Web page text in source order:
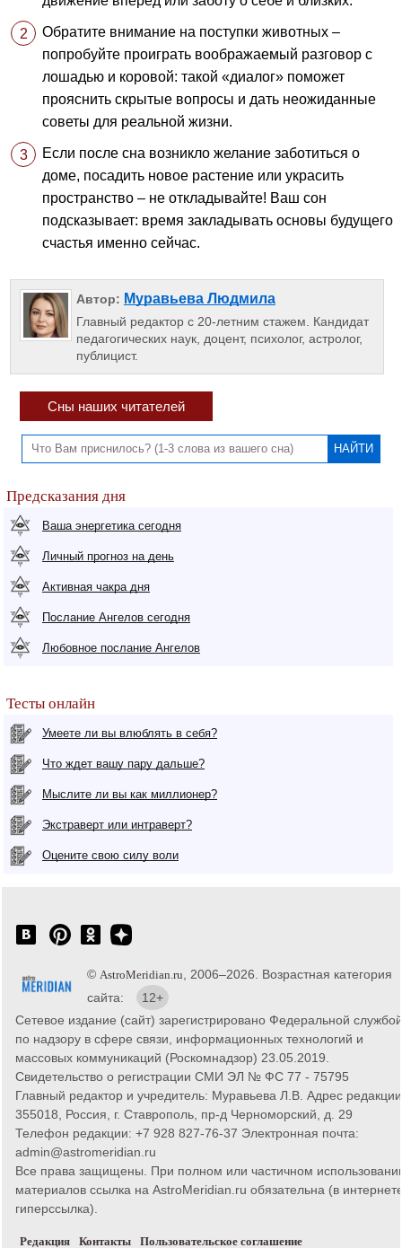
Обратите внимание на поступки животных –
попробуйте проиграть воображаемый разговор с
лошадью и коровой: такой «диалог» поможет
прояснить скрытые вопросы и дать неожиданные
советы для реальной жизни.
Если после сна возникло желание заботиться о
доме, посадить новое растение или украсить
пространство – не откладывайте! Ваш сон
подсказывает: время закладывать основы будущего
счастья именно сейчас.
Автор: Муравьева Людмила
Главный редактор с 20-летним стажем. Кандидат
педагогических наук, доцент, психолог, астролог,
публицист.
Сны наших читателей
Предсказания дня
Ваша энергетика сегодня
Личный прогноз на день
Активная чакра дня
Послание Ангелов сегодня
Любовное послание Ангелов
Тесты онлайн
Умеете ли вы влюблять в себя?
Что ждет вашу пару дальше?
Мыслите ли вы как миллионер?
Экстраверт или интраверт?
Оцените свою силу воли
© AstroMeridian.ru , 2006–2026. Возрастная категория
сайта:
12+
Сетевое издание (сайт) зарегистрировано Федеральной службой
по надзору в сфере связи, информационных технологий и
массовых коммуникаций (Роскомнадзор) 23.05.2019.
Свидетельство о регистрации СМИ ЭЛ № ФС 77 - 75795
Главный редактор и учредитель: Муравьева Л.В. Адрес
355018, Россия, г. Ставрополь, пр-д Черноморский, д. 29
Телефон редакции: +7 928 827-76-37 Электронная почта:
admin@astromeridian.ru
Все права защищены. При полном или частичном
материалов ссылка на AstroMeridian.ru обязательна (в
гиперссылка).
Редакция Контакты Пользовательское соглашение